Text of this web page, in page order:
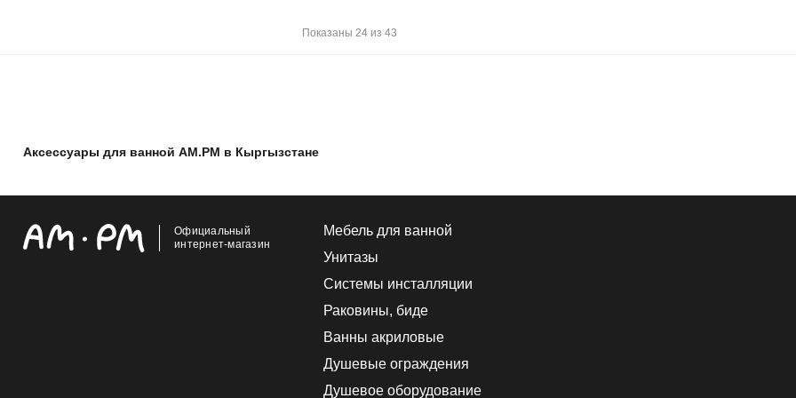
Показаны 24 из 43
Аксессуары для ванной AM.PM в Кыргызстане
Официальный
интернет-магазин
Мебель для ванной
Унитазы
Системы инсталляции
Раковины, биде
Ванны акриловые
Душевые ограждения
Душевое оборудование